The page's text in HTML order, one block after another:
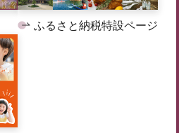
ふるさと納税特設ページ